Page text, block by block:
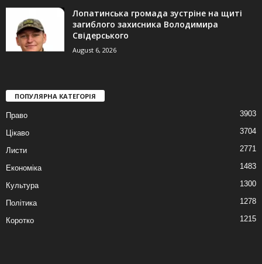
Лопатинська громада зустріне на щиті
загиблого захисника Володимира
Свідерського
August 6, 2026
ПОПУЛЯРНА КАТЕГОРІЯ
Право 3903
Цікаво 3704
Листи 2771
Економіка 1483
Культура 1300
Політика 1278
Коротко 1215